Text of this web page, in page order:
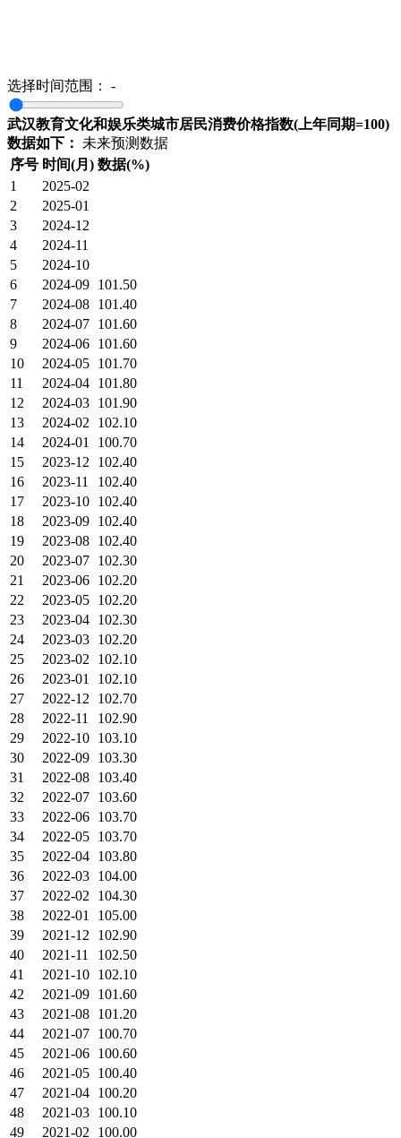
选择时间范围： -
武汉教育文化和娱乐类城市居民消费价格指数(上年同期=100)
数据如下：
未来预测数据
序号 时间(月) 数据(%)
1
2025-02
2
2025-01
3
2024-12
4
2024-11
5
2024-10
6
2024-09 101.50
7
2024-08 101.40
8
2024-07 101.60
9
2024-06 101.60
10
2024-05 101.70
11
2024-04 101.80
12
2024-03 101.90
13
2024-02
102.10
14
2024-01
100.70
15
2023-12
102.40
16
2023-11
102.40
17
2023-10 102.40
18
2023-09 102.40
19
2023-08 102.40
20
2023-07 102.30
21
2023-06 102.20
22
2023-05 102.20
23
2023-04 102.30
24
2023-03 102.20
25
2023-02
102.10
26
2023-01
102.10
27
2022-12
102.70
28
2022-11
102.90
29
2022-10 103.10
30
2022-09 103.30
31
2022-08 103.40
32
2022-07 103.60
33
2022-06 103.70
34
2022-05 103.70
35
2022-04 103.80
36
2022-03 104.00
37
2022-02
104.30
38
2022-01
105.00
39
2021-12
102.90
40
2021-11
102.50
41
2021-10 102.10
42
2021-09 101.60
43
2021-08 101.20
44
2021-07 100.70
45
2021-06 100.60
46
2021-05 100.40
47
2021-04 100.20
48
2021-03 100.10
49
2021-02
100.00